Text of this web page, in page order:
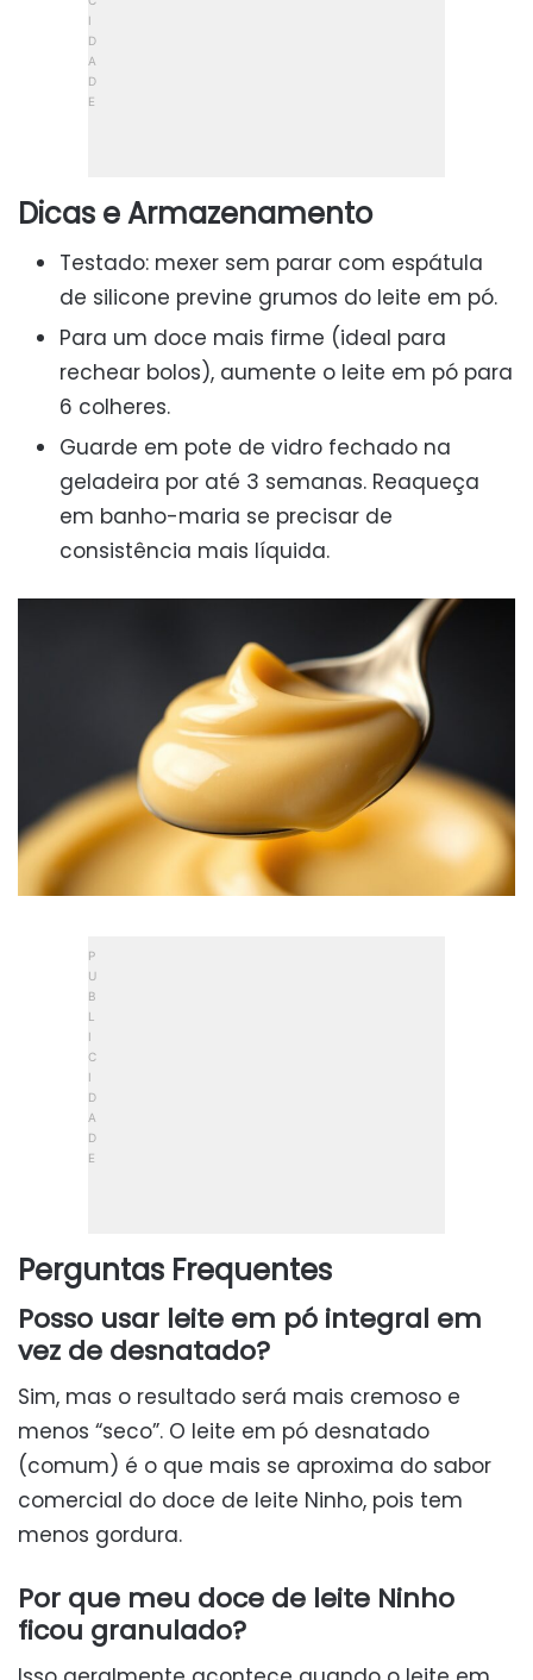
Dicas e Armazenamento
Testado: mexer sem parar com espátula
de silicone previne grumos do leite em pó.
Para um doce mais firme (ideal para
rechear bolos), aumente o leite em pó para
6 colheres.
Guarde em pote de vidro fechado na
geladeira por até 3 semanas. Reaqueça
em banho-maria se precisar de
consistência mais líquida.
Perguntas Frequentes
Posso usar leite em pó integral em
vez de desnatado?
Sim, mas o resultado será mais cremoso e
menos “seco”. O leite em pó desnatado
(comum) é o que mais se aproxima do sabor
comercial do doce de leite Ninho, pois tem
menos gordura.
Por que meu doce de leite Ninho
ficou granulado?